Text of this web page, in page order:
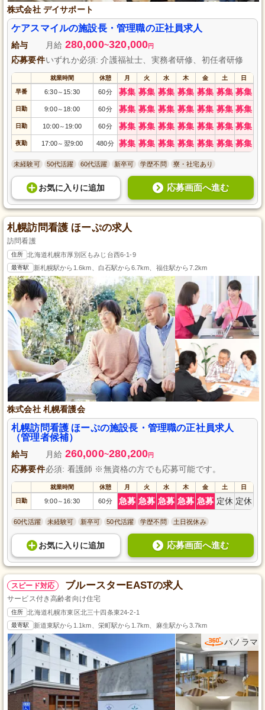
株式会社 デイサポート
ケアスマイルの施設長・管理職の正社員求人
給与 月給 280,000~320,000円
応募要件いずれか必須: 介護福祉士、実務者研修、初任者研修
就業時間 休憩 月 火 水 木 金 土 日
早番 6:30～ 15:30 60分 募集 募集 募集 募集 募集 募集 募集
日勤 9:00～ 18:00 60分 募集 募集 募集 募集 募集 募集 募集
日勤 10:00～ 19:00 60分 募集 募集 募集 募集 募集 募集 募集
夜勤 17:00～ 翌9:00 480分 募集 募集 募集 募集 募集 募集 募集
未経験可 50代活躍 60代活躍 新卒可 学歴不問 寮・社宅あり
お気に入り に追加 応募画面へ進む
札幌訪問看護 ほーぷの求人
訪問看護
住所 北海道札幌市厚別区もみじ台西6-1-9
最寄駅 新札幌駅から1.6km、白石駅から6.7km、福住駅から7.2km
株式会社 札幌看護会
札幌訪問看護 ほーぷの施設長・管理職の正社員求人
（管理者候補）
給与 月給 260,000~280,200円
応募要件必須: 看護師 ※無資格の方でも応募可能です。
就業時間 休憩 月 火 水 木 金 土 日
日勤 9:00～ 16:30 60分 急募 急募 急募 急募 急募 定休 定休
60代活躍 未経験可 新卒可 50代活躍 学歴不問 土日祝休み
お気に入り に追加 応募画面へ進む
スピード対応 ブルースターEASTの求人
サービス付き高齢者向け住宅
住所 北海道札幌市東区北三十四条東24-2-1
最寄駅 新道東駅から1.1km、栄町駅から1.7km、麻生駅から3.7km
パノラマ